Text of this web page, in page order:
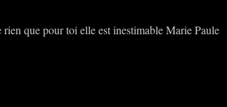
que pour toi elle est inestimable Marie Paule